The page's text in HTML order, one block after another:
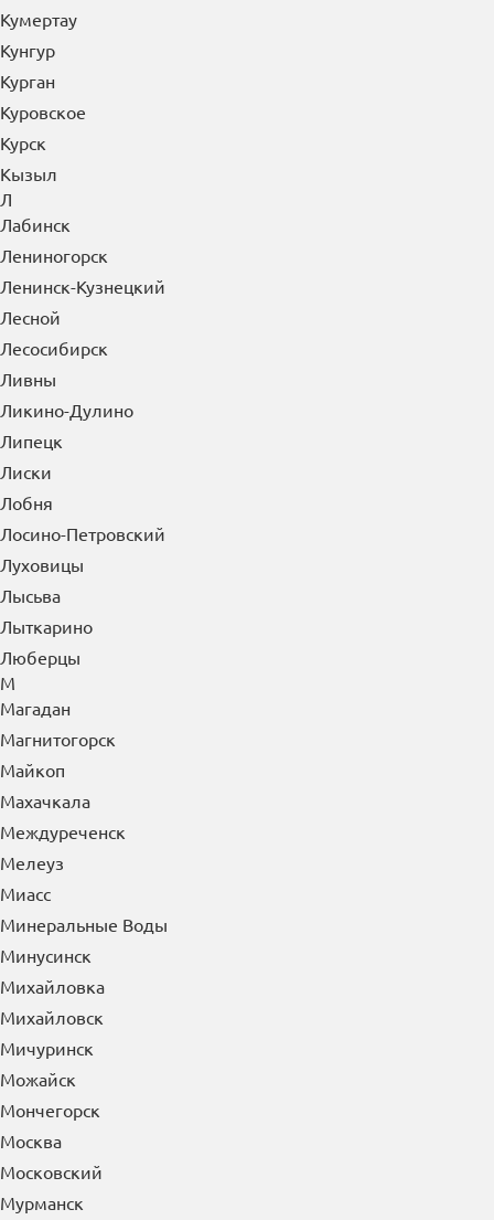
Кумертау
Кунгур
Курган
Куровское
Курск
Кызыл
Л
Лабинск
Лениногорск
Ленинск-Кузнецкий
Лесной
Лесосибирск
Ливны
Ликино-Дулино
Липецк
Лиски
Лобня
Лосино-Петровский
Луховицы
Лысьва
Лыткарино
Люберцы
М
Магадан
Магнитогорск
Майкоп
Махачкала
Междуреченск
Мелеуз
Миасс
Минеральные Воды
Минусинск
Михайловка
Михайловск
Мичуринск
Можайск
Мончегорск
Москва
Московский
Мурманск